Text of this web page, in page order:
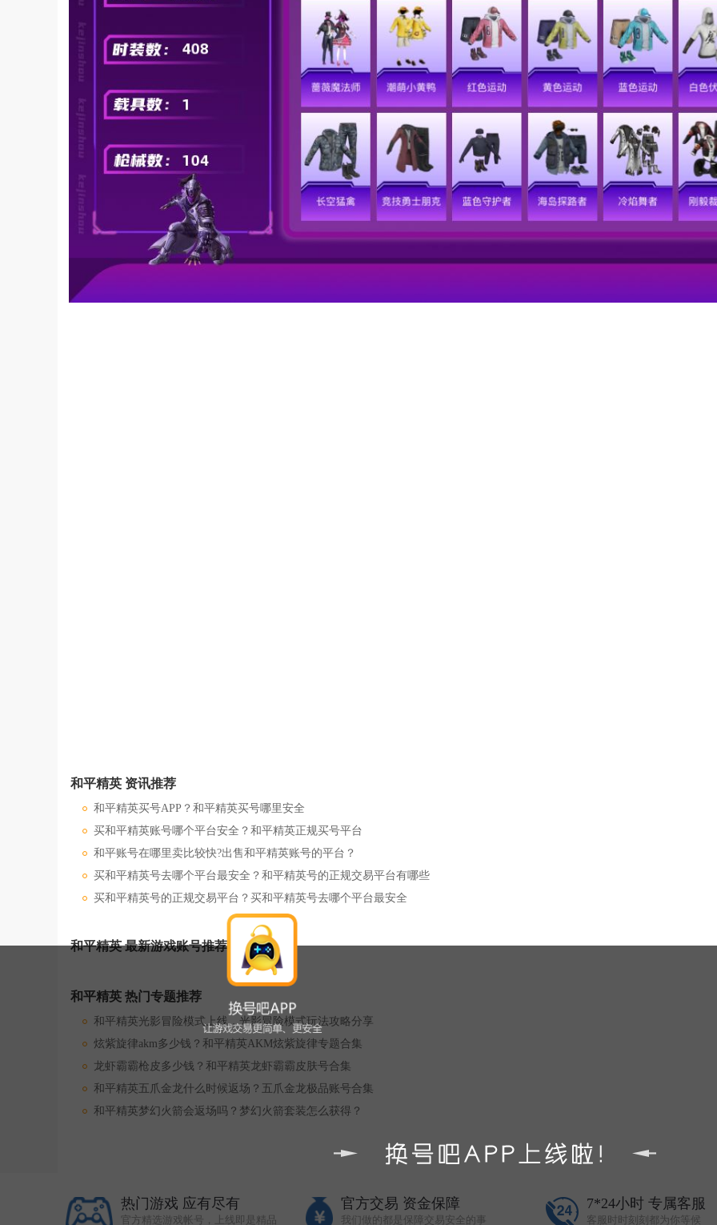
和平精英 资讯推荐
和平精英买号APP？和平精英买号哪里安全
买和平精英账号哪个平台安全？和平精英正规买号平台
和平账号在哪里卖比较快?出售和平精英账号的平台？
买和平精英号去哪个平台最安全？和平精英号的正规交易平台有哪些
买和平精英号的正规交易平台？买和平精英号去哪个平台最安全
和平精英 最新游戏账号推荐
和平精英 热门专题推荐
和平精英光影冒险模式上线，光影冒险模式玩法攻略分享
炫紫旋律akm多少钱？和平精英AKM炫紫旋律专题合集
龙虾霸霸枪皮多少钱？和平精英龙虾霸霸皮肤号合集
和平精英五爪金龙什么时候返场？五爪金龙极品账号合集
和平精英梦幻火箭会返场吗？梦幻火箭套装怎么获得？
热门游戏 应有尽有
官方精选游戏帐号，上线即是精品
官方交易 资金保障
我们做的都是保障交易安全的事
7*24小时 专属客服
客服时时刻刻都为你等候